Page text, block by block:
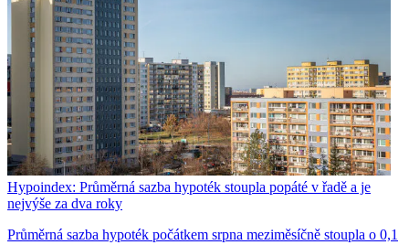
Hypoindex: Průměrná sazba hypoték stoupla popáté v řadě a je
nejvýše za dva roky
Průměrná sazba hypoték počátkem srpna meziměsíčně stoupla o 0,1